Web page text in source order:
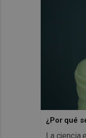
¿Por qué
La